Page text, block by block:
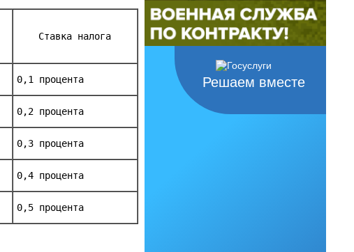
Решаем вместе
Ставка налога
0,1 процента
0,2 процента
0,3 процента
0,4 процента
0,5 процента